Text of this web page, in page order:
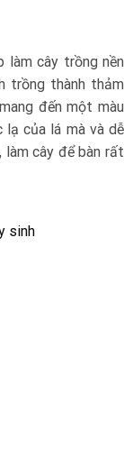
cây trồng nền
trồng thành thảm
đến một màu
của lá mà và dễ
cây để bàn rất